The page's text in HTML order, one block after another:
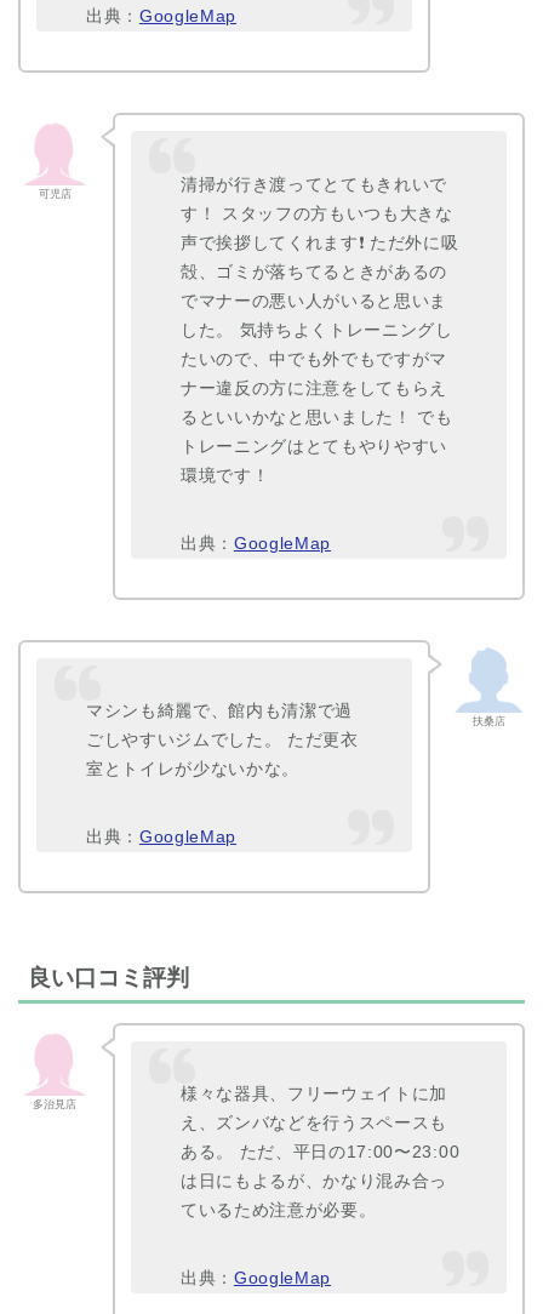
出典： GoogleMap
可児店
清掃が行き渡ってとてもきれいで
す！ スタッフの方もいつも大きな
声で挨拶してくれます❗ ただ外に吸
殻、ゴミが落ちてるときがあるの
でマナーの悪い人がいると思いま
した。 気持ちよくトレーニングし
たいので、中でも外でもですがマ
ナー違反の方に注意をしてもらえ
るといいかなと思いました！ でも
トレーニングはとてもやりやすい
環境です！
出典： GoogleMap
扶桑店
マシンも綺麗で、館内も清潔で過
ごしやすいジムでした。 ただ更衣
室とトイレが少ないかな。
出典： GoogleMap
良い口コミ評判
多治見店
様々な器具、フリーウェイトに加
え、ズンバなどを行うスペースも
ある。 ただ、平日の17:00〜23:00
は日にもよるが、かなり混み合っ
ているため注意が必要。
出典： GoogleMap